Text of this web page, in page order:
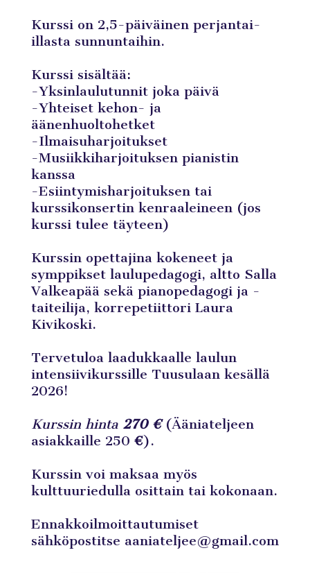
Kurssi on 2,5-päiväinen perjantai-
illasta sunnuntaihin.
Kurssi sisältää:
-Yksinlaulutunnit joka päivä
-Yhteiset kehon- ja
äänenhuoltohetket
-Ilmaisuharjoitukset
-Musiikkiharjoituksen pianistin
kanssa
-Esiintymisharjoituksen tai
kurssikonsertin kenraaleineen (jos
kurssi tulee täyteen)
Kurssin opettajina kokeneet ja
symppikset laulupedagogi, altto Salla
Valkeapää sekä pianopedagogi ja -
taiteilija, korrepetiittori Laura
Kivikoski.
Tervetuloa laadukkaalle laulun
intensiivikurssille Tuusulaan kesällä
2026!
Kurssin hinta 270 €(Ääniateljeen
asiakkaille 250 €).
Kurssin voi maksaa myös
kulttuuriedulla osittain tai kokonaan.
Ennakkoilmoittautumiset
sähköpostitse aaniateljee@gmail.com